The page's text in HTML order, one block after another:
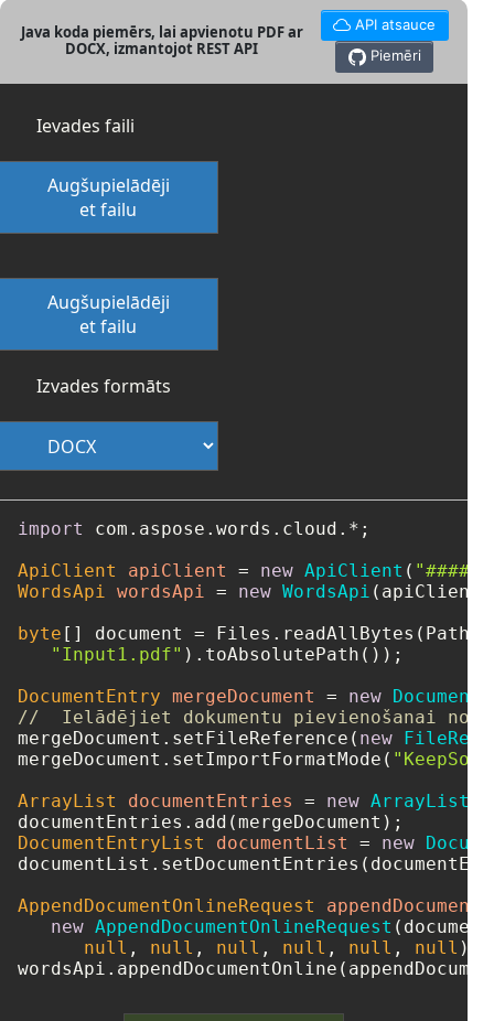
Java koda piemērs, lai apvienotu PDF ar
DOCX, izmantojot REST API
API atsauce
Piemēri
Ievades faili
Augšupielādēji
et failu
Augšupielādēji
et failu
Izvades formāts
import
com.aspose.words.cloud.*;
ApiClient
apiClient = new ApiClient ( "####-
WordsApi wordsApi = new WordsApi
byte [] document =
"Input1.pdf" ).toAbsolutePath());
DocumentEntry mergeDocument = new
//  Ielādējiet dokumentu pievienošanai no
mergeDocument.setFileReference( new
mergeDocument.setImportFormatMode(
ArrayList
documentEntries = new ArrayList
DocumentEntryList
documentList = new
AppendDocumentOnlineRequest
new AppendDocumentOnlineRequest
null , null , null , null , null , null );